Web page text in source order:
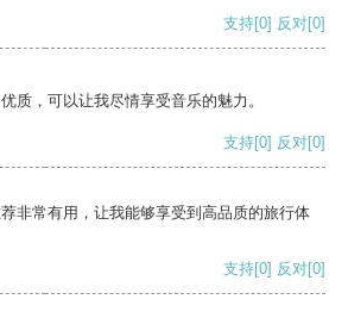
支持[0] 反对[0]
质，可以让我尽情享受音乐的魅力。
支持[0] 反对[0]
非常有用，让我能够享受到高品质的旅行体
支持[0] 反对[0]